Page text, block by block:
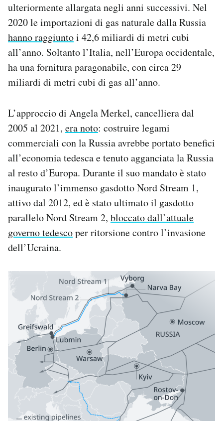
ulteriormente allargata negli anni successivi. Nel
2020 le importazioni di gas naturale dalla Russia
hanno raggiuntoi 42,6 miliardi di metri cubi
all’anno. Soltanto l’Italia, nell’Europa occidentale,
ha una fornitura paragonabile, con circa 29
miliardi di metri cubi di gas all’anno.
L’approccio di Angela Merkel, cancelliera dal
2005 al 2021, era noto: costruire legami
commerciali con la Russia avrebbe portato benefici
all’economia tedesca e tenuto agganciata la Russia
al resto d’Europa. Durante il suo mandato è stato
inaugurato l’immenso gasdotto Nord Stream 1,
attivo dal 2012, ed è stato ultimato il gasdotto
parallelo Nord Stream 2, bloccato dall’attuale
governo tedescoper ritorsione contro l’invasione
dell’Ucraina.